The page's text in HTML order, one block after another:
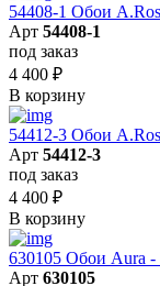
54408-1 Обои
Арт 54408-1
под заказ
4 400 ₽
В корзину
54412-3 Обои
Арт 54412-3
под заказ
4 400 ₽
В корзину
630105 Обои Aura -
Арт 630105